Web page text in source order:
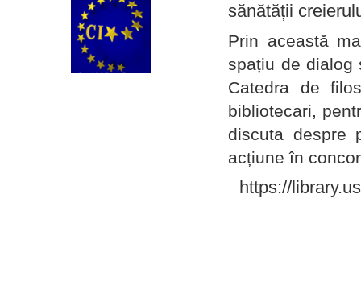
sănătății
Prin această
spațiu de dialog
Catedra de
bibliotecari,
discuta despre
acțiune în
https://